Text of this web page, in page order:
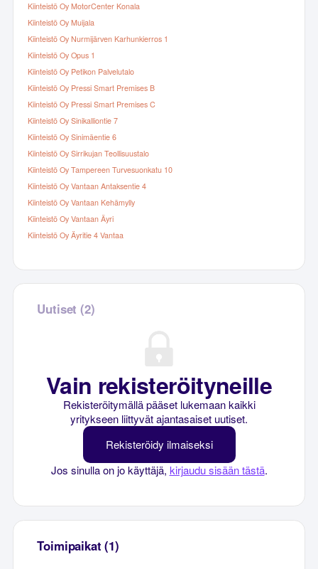
Kiinteistö Oy MotorCenter Konala
Kiinteistö Oy Muijala
Kiinteistö Oy Nurmijärven Karhunkierros 1
Kiinteistö Oy Opus 1
Kiinteistö Oy Petikon Palvelutalo
Kiinteistö Oy Pressi Smart Premises B
Kiinteistö Oy Pressi Smart Premises C
Kiinteistö Oy Sinikalliontie 7
Kiinteistö Oy Sinimäentie 6
Kiinteistö Oy Sirrikujan Teollisuustalo
Kiinteistö Oy Tampereen Turvesuonkatu 10
Kiinteistö Oy Vantaan Antaksentie 4
Kiinteistö Oy Vantaan Kehämylly
Kiinteistö Oy Vantaan Äyri
Kiinteistö Oy Äyritie 4 Vantaa
Uutiset (2)
Vain rekisteröityneille
Rekisteröitymällä pääset lukemaan kaikki
yritykseen liittyvät ajantasaiset uutiset.
Rekisteröidy ilmaiseksi
Jos sinulla on jo käyttäjä, kirjaudu sisään tästä.
Toimipaikat (1)